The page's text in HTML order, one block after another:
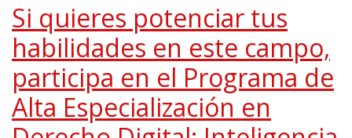
Si quieres potenciar tus
habilidades en este campo,
participa en el Programa de
Alta Especialización en